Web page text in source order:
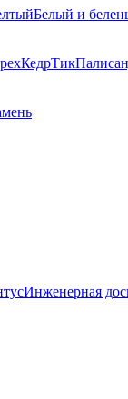
Белый и
КедрТик
Инженерная